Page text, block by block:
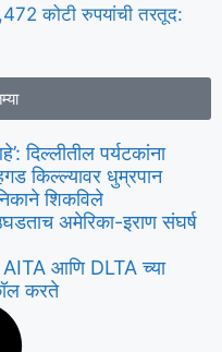
कोटी रुपयांची तरतूद:
दिल्लीतील पर्यटकांना
किल्ल्यावर धुम्रपान
शिकविले
अमेरिका-इराण संघर्ष
AITA आणि DLTA च्या
करते